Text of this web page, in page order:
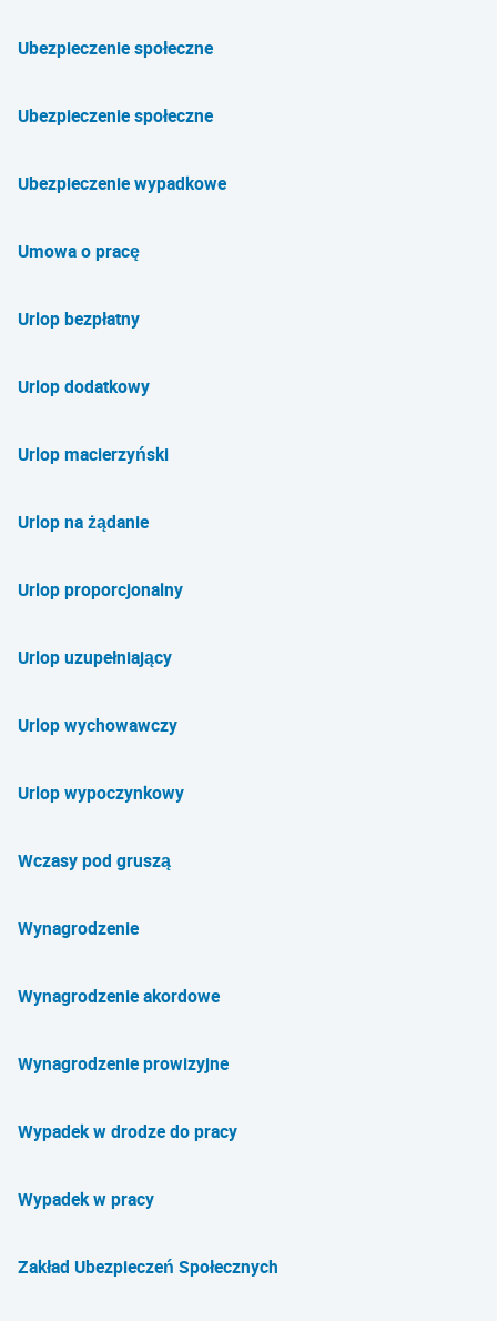
Ubezpieczenie społeczne
Ubezpieczenie społeczne
Ubezpieczenie wypadkowe
Umowa o pracę
Urlop bezpłatny
Urlop dodatkowy
Urlop macierzyński
Urlop na żądanie
Urlop proporcjonalny
Urlop uzupełniający
Urlop wychowawczy
Urlop wypoczynkowy
Wczasy pod gruszą
Wynagrodzenie
Wynagrodzenie akordowe
Wynagrodzenie prowizyjne
Wypadek w drodze do pracy
Wypadek w pracy
Zakład Ubezpieczeń Społecznych